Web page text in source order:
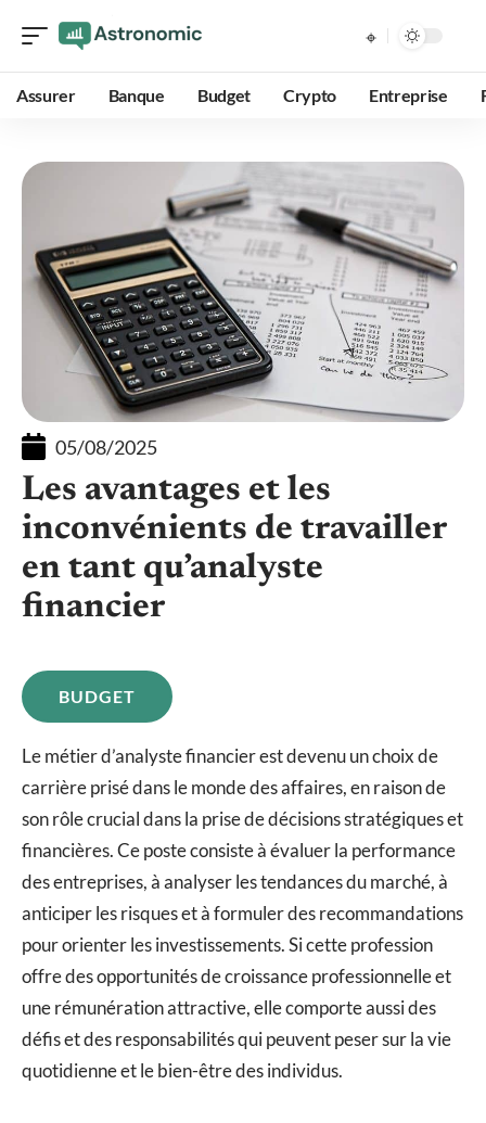
Assurer Banque Budget Crypto Entreprise
05/08/2025
Les avantages et les
inconvénients de travailler
en tant qu’analyste
financier
BUDGET
Le métier d’analyste financier est devenu un choix de
carrière prisé dans le monde des affaires, en raison de
son rôle crucial dans la prise de décisions stratégiques et
financières. Ce poste consiste à évaluer la performance
des entreprises, à analyser les tendances du marché, à
anticiper les risques et à formuler des recommandations
pour orienter les investissements. Si cette profession
offre des opportunités de croissance professionnelle et
une rémunération attractive, elle comporte aussi des
défis et des responsabilités qui peuvent peser sur la vie
quotidienne et le bien-être des individus.